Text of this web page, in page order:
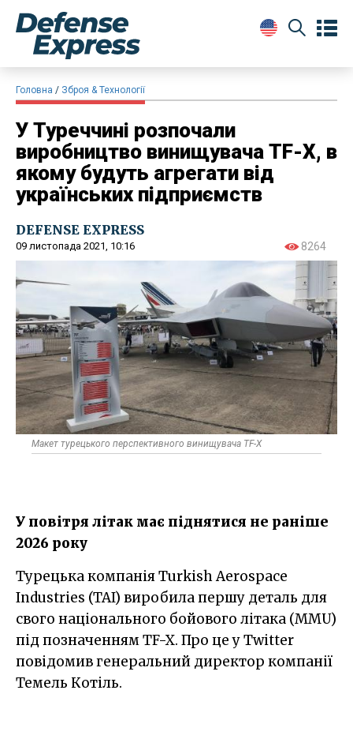
Головна Зброя & Технології
У Туреччині розпочали
виробництво винищувача TF-X, в
якому будуть агрегати від
українських підприємств
DEFENSE EXPRESS
09 листопада 2021, 10:16 8264
Макет турецького перспективного винищувача TF-X
У повітря літак має піднятися не раніше
2026 року
Турецька компанія Turkish Aerospace
Industries (TAI) виробила першу деталь для
свого національного бойового літака (ММU)
під позначенням TF-X. Про це у Twitter
повідомив генеральний директор компанії
Темель Котіль.